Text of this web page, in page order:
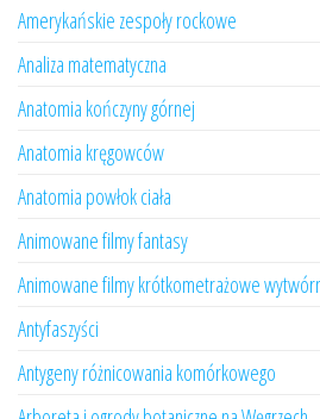
Amerykańskie zespoły rockowe
Analiza matematyczna
Anatomia kończyny górnej
Anatomia kręgowców
Anatomia powłok ciała
Animowane filmy fantasy
Animowane filmy krótkometrażowe
Antyfaszyści
Antygeny różnicowania komórkowego